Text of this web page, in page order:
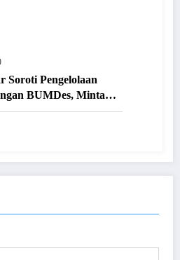
Pengelolaan
BUMDes, Minta
Lakukan Audit